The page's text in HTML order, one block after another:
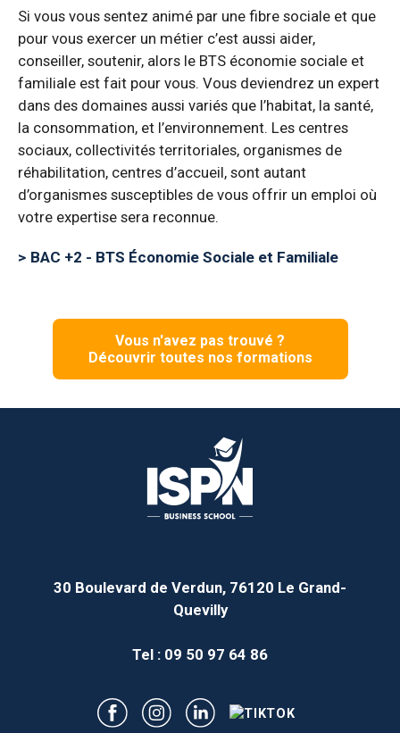
Si vous vous sentez animé par une fibre sociale et que
pour vous exercer un métier c’est aussi aider,
conseiller, soutenir, alors le BTS économie sociale et
familiale est fait pour vous. Vous deviendrez un expert
dans des domaines aussi variés que l’habitat, la santé,
la consommation, et l’environnement. Les centres
sociaux, collectivités territoriales, organismes de
réhabilitation, centres d’accueil, sont autant
d’organismes susceptibles de vous offrir un emploi où
votre expertise sera reconnue.
BAC +2 - BTS Économie Sociale et Familiale
Vous n'avez pas trouvé ?
Découvrir toutes nos formations
30 Boulevard de Verdun, 76120 Le Grand-
Quevilly
Tel : 09 50 97 64 86